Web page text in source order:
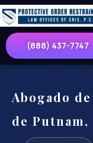
(888) 437-7747
Abogado
de Putnam,